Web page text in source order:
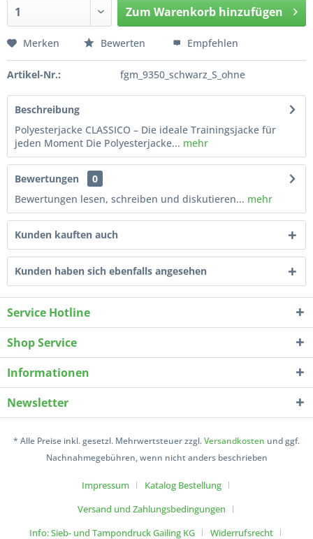
Zum Warenkorb hinzufügen
Hinzugefügt
Merken Bewerten Empfehlen
Artikel-Nr.: fgm_9350_schwarz_S_ohne
Beschreibung
Polyesterjacke CLASSICO – Die ideale Trainingsjacke für
jeden Moment Die Polyesterjacke... mehr
Bewertungen
0
Bewertungen lesen, schreiben und diskutieren... mehr
Kunden kauften auch
Kunden haben sich ebenfalls angesehen
Service Hotline
Shop Service
Informationen
Newsletter
* Alle Preise inkl. gesetzl. Mehrwertsteuer zzgl.Versandkosten und ggf.
Nachnahmegebühren, wenn nicht anders beschrieben
Impressum
Katalog Bestellung
Versand und Zahlungsbedingungen
Info: Sieb- und Tampondruck Gailing KG
Widerrufsrecht